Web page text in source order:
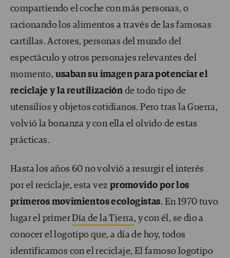
compartiendo el coche con más personas, o
racionando los alimentos a través de las famosas
cartillas. Actores, personas del mundo del
espectáculo y otros personajes relevantes del
momento, usaban su imagen para potenciar el
reciclaje y la reutilización de todo tipo de
utensilios y objetos cotidianos. Pero tras la Guerra,
volvió la bonanza y con ella el olvido de estas
prácticas.
Hasta los años 60 no volvió a resurgir el interés
por el reciclaje, esta vez promovido por los
primeros movimientos ecologistas. En 1970 tuvo
lugar el primerDía de la Tierra, y con él, se dio a
conocer el logotipo que, a día de hoy, todos
identificamos con el reciclaje, El famoso logotipo